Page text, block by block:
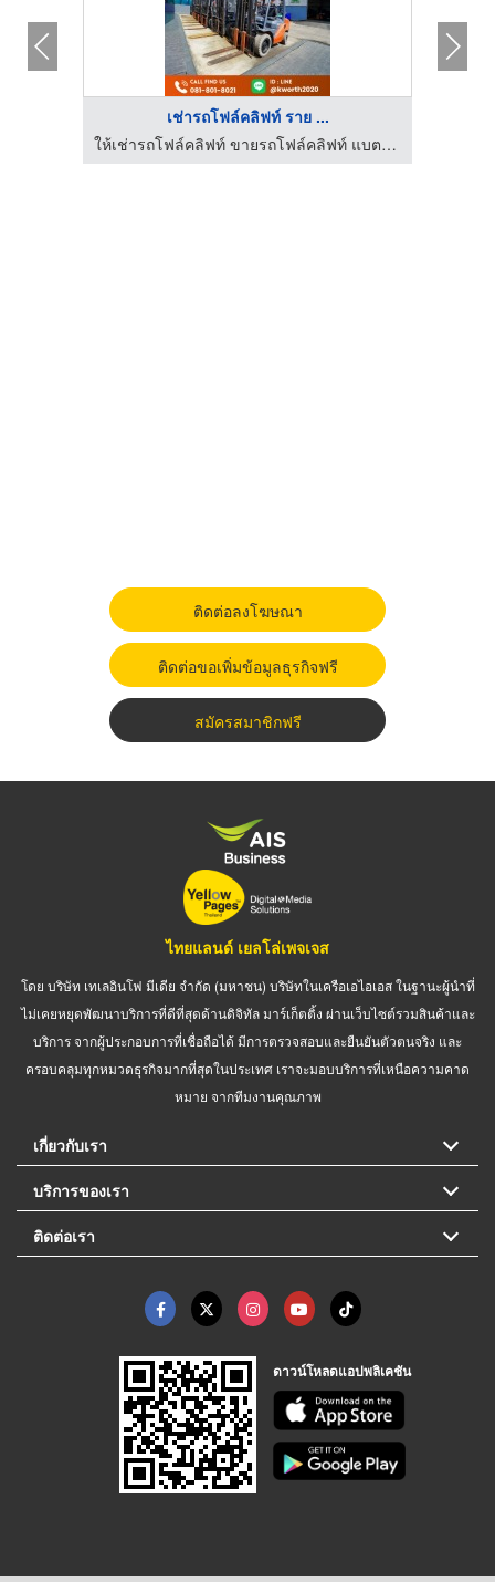
เช่ารถโฟล์คลิฟท์ ราย ...
ให้เช่ารถโฟล์คลิฟท์ ขายรถโฟล์คลิฟท์ แบตเตอรี่รถโฟล์คลิฟท์
ติดต่อลงโฆษณา
ติดต่อขอเพิ่มข้อมูลธุรกิจฟรี
สมัครสมาชิกฟรี
ไทยแลนด์ เยลโล่เพจเจส
โดย บริษัท เทเลอินโฟ มีเดีย จำกัด (มหาชน) บริษัทในเครือเอไอเอส ในฐานะผู้นำที่
ไม่เคยหยุดพัฒนาบริการที่ดีที่สุดด้านดิจิทัล มาร์เก็ตติ้ง ผ่านเว็บไซต์รวมสินค้าและ
บริการ จากผู้ประกอบการที่เชื่อถือได้ มีการตรวจสอบและยืนยันตัวตนจริง และ
ครอบคลุมทุกหมวดธุรกิจมากที่สุดในประเทศ เราจะมอบบริการที่เหนือความคาด
หมาย จากทีมงานคุณภาพ
เกี่ยวกับเรา
บริการของเรา
ติดต่อเรา
ดาวน์โหลดแอปพลิเคชัน